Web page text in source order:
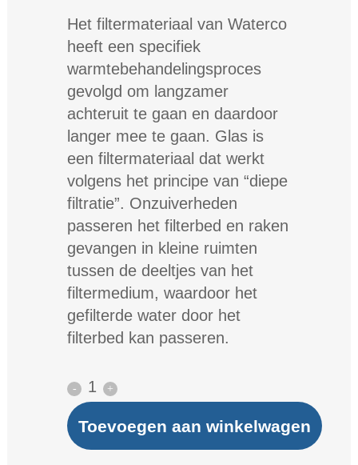
Het filtermateriaal van Waterco
heeft een specifiek
warmtebehandelingsproces
gevolgd om langzamer
achteruit te gaan en daardoor
langer mee te gaan. Glas is
een filtermateriaal dat werkt
volgens het principe van “diepe
filtratie”. Onzuiverheden
passeren het filterbed en raken
gevangen in kleine ruimten
tussen de deeltjes van het
filtermedium, waardoor het
gefilterde water door het
filterbed kan passeren.
Glas
filter
media
Toevoegen aan winkelwagen